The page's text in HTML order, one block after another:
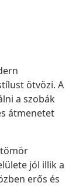
ötvözi. A
a szobák
átmenetet
jól illik a
erős és